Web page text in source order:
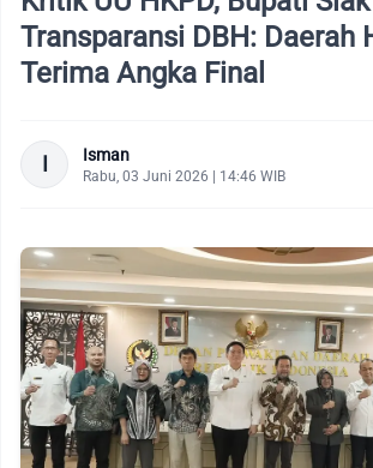
Transparansi DBH: Daerah
Terima Angka Final
I Isman
Rabu, 03 Juni 2026 | 14:46 WIB